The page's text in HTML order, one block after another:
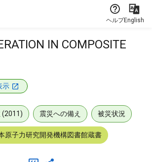
ヘルプEnglish
IN COMPOSITE
示
(2011) 震災への備え 被災状況
原子力研究開発機構図書館蔵書